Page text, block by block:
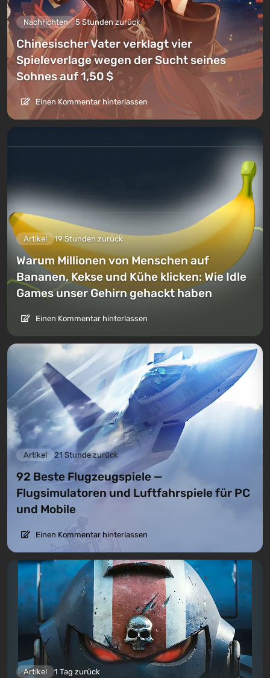
Nachrichten 5 Stunden zurück
Chinesischer Vater verklagt vier
Spieleverlage wegen der Sucht seines
Sohnes auf 1,50 $
Einen Kommentar hinterlassen
Artikel 19 Stunden zurück
Warum Millionen von Menschen auf
Bananen, Kekse und Kühe klicken: Wie Idle
Games unser Gehirn gehackt haben
Einen Kommentar hinterlassen
Artikel 21 Stunde zurück
92 Beste Flugzeugspiele —
Flugsimulatoren und Luftfahrspiele für PC
und Mobile
Einen Kommentar hinterlassen
Artikel 1 Tag zurück